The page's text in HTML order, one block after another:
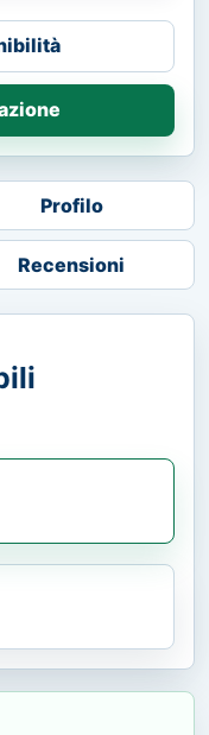
Profilo
Recensioni